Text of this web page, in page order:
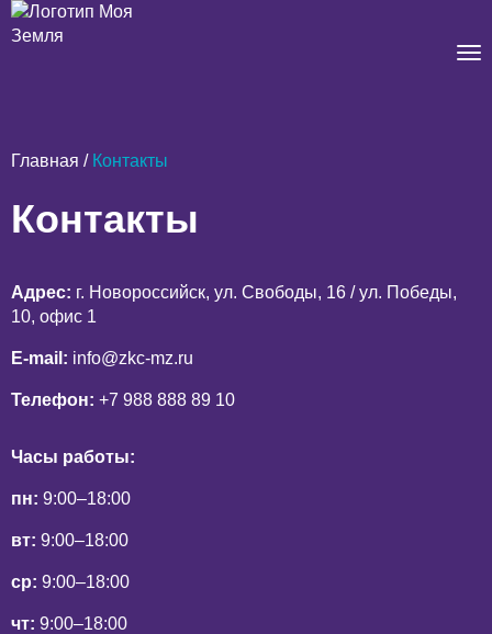
Главная / Контакты
Основные
кадастровой
компании
в
Новороссийске
|
Земля
Контакты
Адрес: г. Новороссийск, ул. Свободы, 16 / ул. Победы,
10, офис 1
E-mail: info@zkc-mz.ru
Телефон: +7 988 888 89 10
Часы работы:
пн: 9:00–18:00
вт: 9:00–18:00
ср: 9:00–18:00
чт: 9:00–18:00